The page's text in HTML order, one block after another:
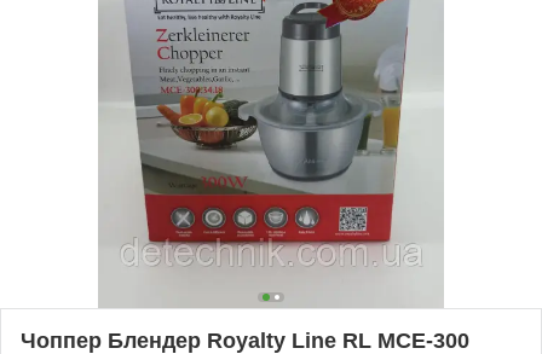
Чоппер Блендер Royalty Line RL MCE-300